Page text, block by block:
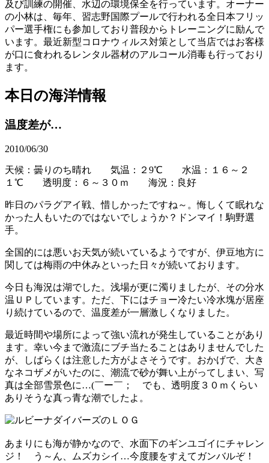
及び訓練の開催、水辺の環境保全を行っています。オーナー
の小林は、毎年、習志野国際プールで行われる全日本フリッ
パー選手権にも参加しており普段からトレーニングに励んで
います。最近新型コロナウィルス対策として当店ではお客様
が口に食われるレンタル器材のアルコール消毒も行っており
ます。
本日の海洋情報
温度差が…
2010/06/30
天候：曇りのち晴れ 気温：２9℃ 水温：１６～２
１ ℃ 透明度：６～３０ｍ 海況：良好
昨日のパラグアイ戦、惜しかったですね～。悔しくて眠れな
かった人もいたのではないでしょうか？ドンマイ！駒野選
手。
全国的には悪いお天気が続いているようですが、伊豆地方に
関しては梅雨の中休みといった日々が続いております。
今日も海況は湖でした。浅場が更に濁りましたが、その分水
温ＵＰしています。ただ、下にはチョー冷たい冷水塊が居座
り続けているので、温度差が一層激しくなりました。
最近時間や場所によって強い流れが発生していることがあり
ます。幸い今まで激流にブチ当たることはありませんでした
が、しばらくは注意した方がよさそうです。おかげで、大き
なネコザメがいたのに、潮流で砂が舞い上がってしまい、写
真は全部雪景色に…(￣ー￣； でも、透明度３０ｍくらい
ありそうな真っ青な潮でしたよ。
あまりにも海が静かなので、水面下のギンユゴイにチャレン
ジ！ う～ん、ムズカシイ…今度腰をすえてガンバルぞ！